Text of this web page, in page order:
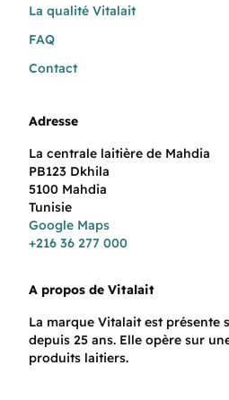
La qualité Vitalait
FAQ
Contact
Adresse
La centrale laitière de Mahdia
PB123 Dkhila
5100 Mahdia
Tunisie
Google Maps
+216 36 277 000
A propos de Vitalait
La marque Vitalait est présente
depuis 25 ans. Elle opère sur
produits laitiers.